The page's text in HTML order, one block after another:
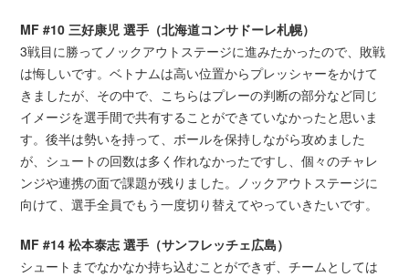
MF #10 三好康児 選手（北海道コンサドーレ札幌）
3戦目に勝ってノックアウトステージに進みたかったので、敗戦
は悔しいです。ベトナムは高い位置からプレッシャーをかけて
きましたが、その中で、こちらはプレーの判断の部分など同じ
イメージを選手間で共有することができていなかったと思いま
す。後半は勢いを持って、ボールを保持しながら攻めました
が、シュートの回数は多く作れなかったですし、個々のチャレ
ンジや連携の面で課題が残りました。ノックアウトステージに
向けて、選手全員でもう一度切り替えてやっていきたいです。
MF #14 松本泰志 選手（サンフレッチェ広島）
シュートまでなかなか持ち込むことができず、チームとしては